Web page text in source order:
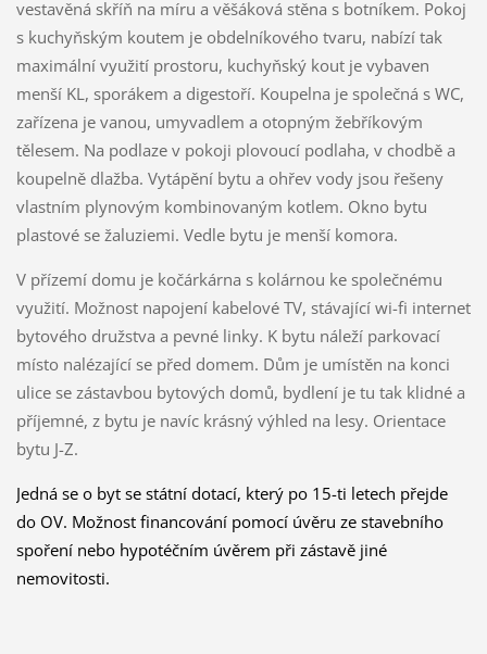
vestavěná skříň na míru a věšáková stěna s botníkem. Pokoj
s kuchyňským koutem je obdelníkového tvaru, nabízí tak
maximální využití prostoru, kuchyňský kout je vybaven
menší KL, sporákem a digestoří. Koupelna je společná s WC,
zařízena je vanou, umyvadlem a otopným žebříkovým
tělesem. Na podlaze v pokoji plovoucí podlaha, v chodbě a
koupelně dlažba. Vytápění bytu a ohřev vody jsou řešeny
vlastním plynovým kombinovaným kotlem. Okno bytu
plastové se žaluziemi. Vedle bytu je menší komora.
V přízemí domu je kočárkárna s kolárnou ke společnému
využití. Možnost napojení kabelové TV, stávající wi-fi internet
bytového družstva a pevné linky. K bytu náleží parkovací
místo nalézající se před domem. Dům je umístěn na konci
ulice se zástavbou bytových domů, bydlení je tu tak klidné a
příjemné, z bytu je navíc krásný výhled na lesy. Orientace
bytu J-Z.
Jedná se o byt se státní dotací, který po 15-ti letech přejde
do OV. Možnost financování pomocí úvěru ze stavebního
spoření nebo hypotéčním úvěrem při zástavě jiné
nemovitosti.